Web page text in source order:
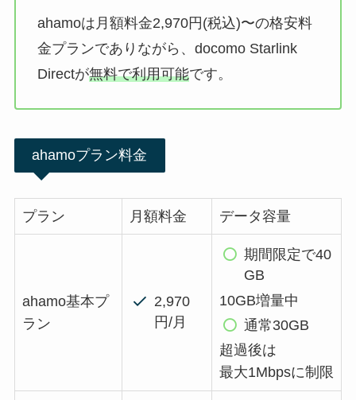
ahamoは月額料金2,970円(税込)〜の格安料
金プランでありながら、docomo Starlink
Directが無料で利用可能です。
ahamoプラン料金
プラン 月額料金 データ容量
ahamo基本プ
ラン
2,970
円/月
期間限定で40
GB
10GB増量中
通常30GB
超過後は
最大1Mbpsに制限